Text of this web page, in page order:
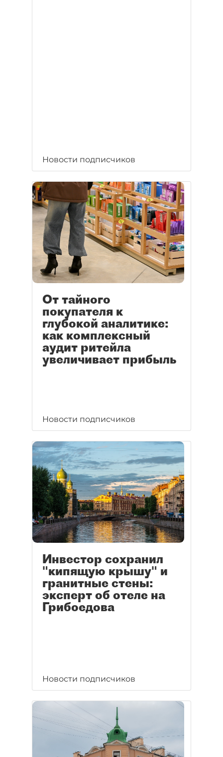
Новости подписчиков
От тайного
покупателя к
глубокой аналитике:
как комплексный
аудит ритейла
увеличивает прибыль
Новости подписчиков
Инвестор сохранил
"кипящую крышу" и
гранитные стены:
эксперт об отеле на
Грибоедова
Новости подписчиков